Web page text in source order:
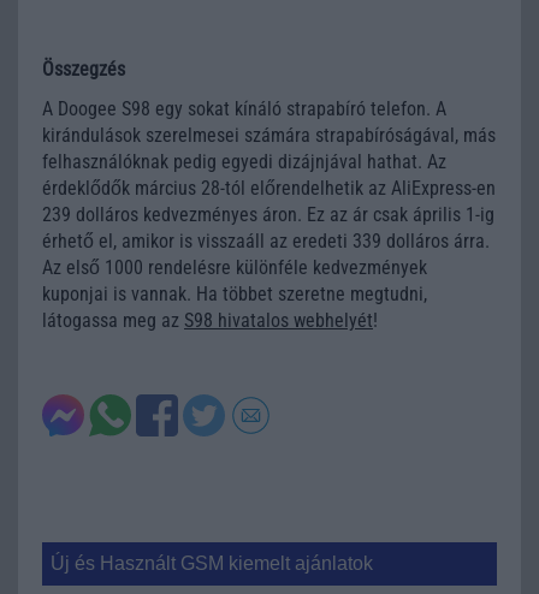
Összegzés
A Doogee S98 egy sokat kínáló strapabíró telefon. A
kirándulások szerelmesei számára strapabíróságával, más
felhasználóknak pedig egyedi dizájnjával hathat. Az
érdeklődők március 28-tól előrendelhetik az AliExpress-en
239 dolláros kedvezményes áron. Ez az ár csak április 1-ig
érhető el, amikor is visszaáll az eredeti 339 dolláros árra.
Az első 1000 rendelésre különféle kedvezmények
kuponjai is vannak. Ha többet szeretne megtudni,
látogassa meg az S98 hivatalos webhelyét!
Új és Használt GSM kiemelt ajánlatok